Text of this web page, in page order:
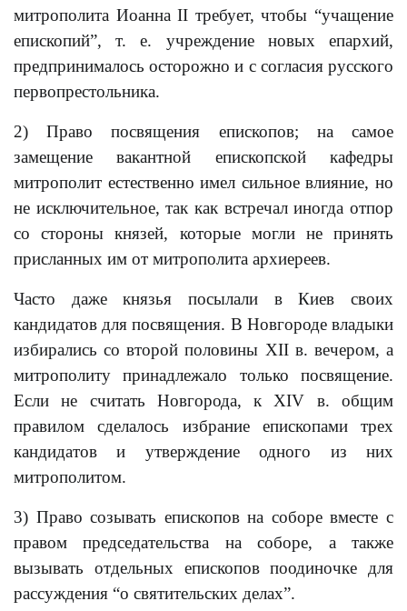
митрополита Иоанна II требует, чтобы “учащение
епископий”, т. е. учреждение новых епархий,
предпринималось осторожно и с согласия русского
первопрестольника.
2) Право посвящения епископов; на самое
замещение вакантной епископской кафедры
митрополит естественно имел сильное влияние, но
не исключительное, так как встречал иногда отпор
со стороны князей, которые могли не принять
присланных им от митрополита архиереев.
Часто даже князья посылали в Киев своих
кандидатов для посвящения. В Новгороде владыки
избирались со второй половины XII в. вечером, а
митрополиту принадлежало только посвящение.
Если не считать Новгорода, к XIV в. общим
правилом сделалось избрание епископами трех
кандидатов и утверждение одного из них
митрополитом.
3) Право созывать епископов на соборе вместе с
правом председательства на соборе, а также
вызывать отдельных епископов поодиночке для
рассуждения “о святительских делах”.